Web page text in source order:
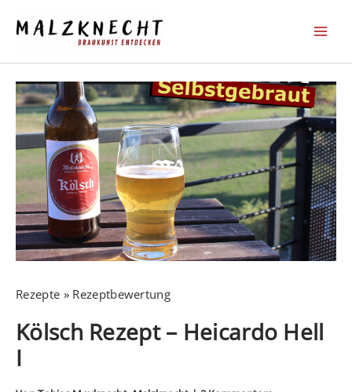
Inhalt
Rezepte Rezeptbewertung
Kölsch Rezept – Heicardo Hell
I